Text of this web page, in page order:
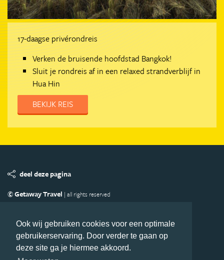
Ook wij gebruiken cookies voor een optimale
gebruikerservaring. Door verder te gaan op
deze site ga je hiermee akkoord.
17-daagse privérondreis
Verken de bruisende hoofdstad Bangkok!
Sluit je rondreis af in een relaxed strandverblijf in
Hua Hin
BEKIJK REIS
deel deze pagina
© Getaway Travel | all rights reserved
Copyright
Privacy statement Disclaimer
Cookies
Volg Azie.nl
Nieuwsbrief
Facebook